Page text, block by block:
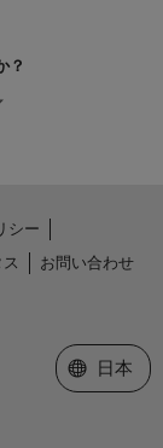
？
シー
お問い合わせ
Web サイ
日本